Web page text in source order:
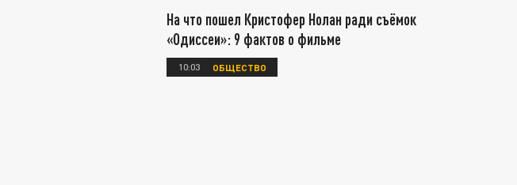
На что пошел Кристофер Нолан ради съёмок
«Одиссеи»: 9 фактов о фильме
10:03 ОБЩЕСТВО